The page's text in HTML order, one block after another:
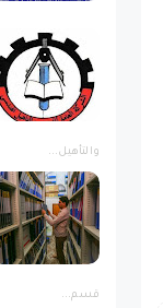
والتأهيل...
قسم...